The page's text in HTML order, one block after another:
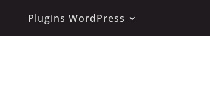
Plugins WordPress